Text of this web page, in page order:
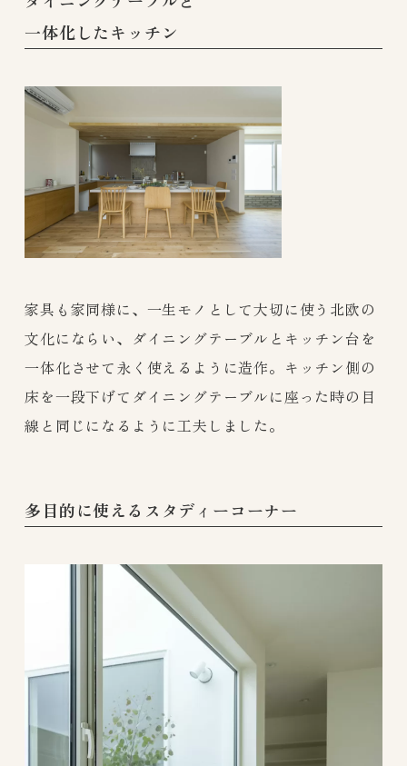
一体化したキッチン
家具も家同様に、一生モノとして大切に使う北欧の
文化にならい、ダイニングテーブルとキッチン台を
一体化させて永く使えるように造作。キッチン側の
床を一段下げてダイニングテーブルに座った時の目
線と同じになるように工夫しました。
多目的に使えるスタディーコーナー